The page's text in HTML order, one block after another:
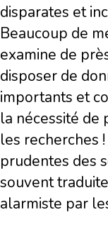
disparates et
Beaucoup de
examine de
disposer de
importants et
la nécessité de
les recherches
prudentes des
souvent
alarmiste par